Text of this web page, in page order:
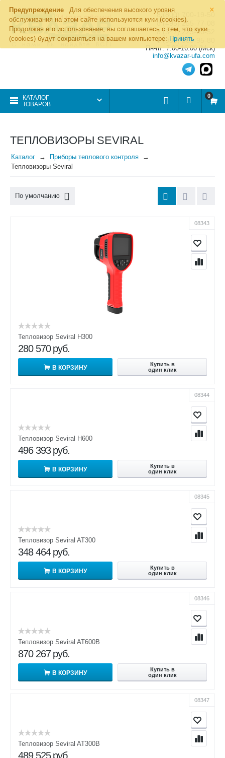
×
Предупреждение
Для обеспечения высокого уровня
обслуживания на этом сайте используются куки (cookies).
Продолжая его использование, вы соглашаетесь с тем, что куки
(cookies) будут сохраняться на вашем компьютере: Принять
8 (800) 700-19-50
8 (495) 255-77-08
8 (347) 225-00-52
8 (986) 963-95-80
Пн-пт: 7.00-16.00 (Мск)
info@kvazar-ufa.com
КАТАЛОГ
ТОВАРОВ
0
ТЕПЛОВИЗОРЫ SEVIRAL
Каталог
Приборы теплового контроля
Тепловизоры Seviral
По умолчанию
08343
Тепловизор Seviral H300
280 570 руб.
В КОРЗИНУ
Купить в
один клик
08344
Тепловизор Seviral H600
496 393 руб.
В КОРЗИНУ
Купить в
один клик
08345
Тепловизор Seviral AT300
348 464 руб.
В КОРЗИНУ
Купить в
один клик
08346
Тепловизор Seviral AT600B
870 267 руб.
В КОРЗИНУ
Купить в
один клик
08347
Тепловизор Seviral AT300B
489 525 руб.